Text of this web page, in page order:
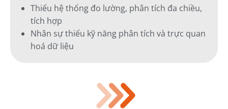
Thiếu hệ thống đo lường, phân tích đa chiều,
tích hợp
Nhân sự thiếu kỹ năng phân tích và trực quan
hoá dữ liệu